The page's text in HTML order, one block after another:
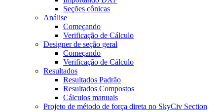
Seções cônicas
Análise
Começando
Verificação de Cálculo
Designer de seção geral
Começando
Verificação de Cálculo
Resultados
Resultados Padrão
Resultados Compostos
Cálculos manuais
Projeto de método de força direta no SkyCiv Section